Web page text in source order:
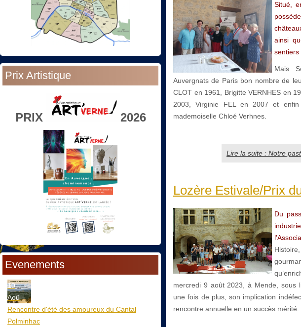
Prix Artistique
PRIX 2026
Evenements
10
Aoû
Rencontre d'été des amoureux du Cantal
Polminhac
Situé,
ainsi
sentiers
Mais
Auvergnats de Paris bon nombre de
CLOT en 1961, Brigitte VERNHES en
2003, Virginie FEL en 2007 et
mademoiselle Chloé Verhnes.
Lire la suite : Notre
Lozère Estivale/Prix
Du
mercredi 9 août 2023, à Mende, sous
une fois de plus, son implication
rencontre annuelle en un succès mérité.